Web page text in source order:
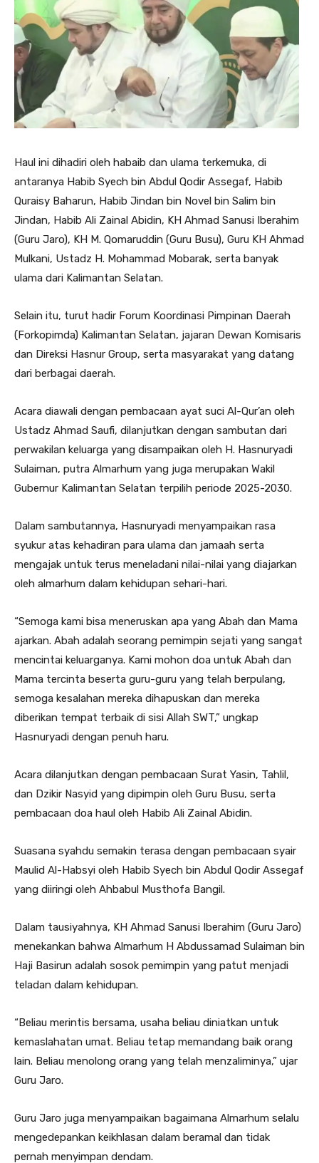
Haul ini dihadiri oleh habaib dan ulama terkemuka, di
antaranya Habib Syech bin Abdul Qodir Assegaf, Habib
Quraisy Baharun, Habib Jindan bin Novel bin Salim bin
Jindan, Habib Ali Zainal Abidin, KH Ahmad Sanusi Iberahim
(Guru Jaro), KH M. Qomaruddin (Guru Busu), Guru KH Ahmad
Mulkani, Ustadz H. Mohammad Mobarak, serta banyak
ulama dari Kalimantan Selatan.
Selain itu, turut hadir Forum Koordinasi Pimpinan Daerah
(Forkopimda) Kalimantan Selatan, jajaran Dewan Komisaris
dan Direksi Hasnur Group, serta masyarakat yang datang
dari berbagai daerah.
Acara diawali dengan pembacaan ayat suci Al-Qur’an oleh
Ustadz Ahmad Saufi, dilanjutkan dengan sambutan dari
perwakilan keluarga yang disampaikan oleh H. Hasnuryadi
Sulaiman, putra Almarhum yang juga merupakan Wakil
Gubernur Kalimantan Selatan terpilih periode 2025-2030.
Dalam sambutannya, Hasnuryadi menyampaikan rasa
syukur atas kehadiran para ulama dan jamaah serta
mengajak untuk terus meneladani nilai-nilai yang diajarkan
oleh almarhum dalam kehidupan sehari-hari.
“Semoga kami bisa meneruskan apa yang Abah dan Mama
ajarkan. Abah adalah seorang pemimpin sejati yang sangat
mencintai keluarganya. Kami mohon doa untuk Abah dan
Mama tercinta beserta guru-guru yang telah berpulang,
semoga kesalahan mereka dihapuskan dan mereka
diberikan tempat terbaik di sisi Allah SWT,” ungkap
Hasnuryadi dengan penuh haru.
Acara dilanjutkan dengan pembacaan Surat Yasin, Tahlil,
dan Dzikir Nasyid yang dipimpin oleh Guru Busu, serta
pembacaan doa haul oleh Habib Ali Zainal Abidin.
Suasana syahdu semakin terasa dengan pembacaan syair
Maulid Al-Habsyi oleh Habib Syech bin Abdul Qodir Assegaf
yang diiringi oleh Ahbabul Musthofa Bangil.
Dalam tausiyahnya, KH Ahmad Sanusi Iberahim (Guru Jaro)
menekankan bahwa Almarhum H Abdussamad Sulaiman bin
Haji Basirun adalah sosok pemimpin yang patut menjadi
teladan dalam kehidupan.
“Beliau merintis bersama, usaha beliau diniatkan untuk
kemaslahatan umat. Beliau tetap memandang baik orang
lain. Beliau menolong orang yang telah menzaliminya,” ujar
Guru Jaro.
Guru Jaro juga menyampaikan bagaimana Almarhum selalu
mengedepankan keikhlasan dalam beramal dan tidak
pernah menyimpan dendam.